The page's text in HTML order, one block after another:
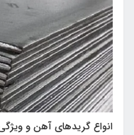
انواع گریدهای آهن و